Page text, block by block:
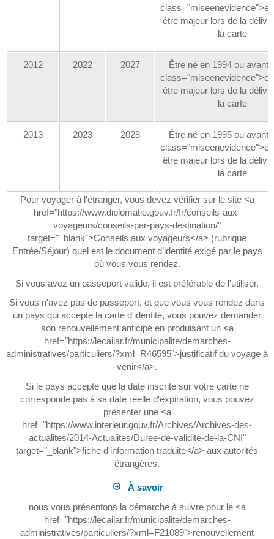
être majeur lors de la
la carte
2012 2022 2027
Être né en 1994 ou avant
être majeur lors de la
la carte
2013 2023 2028
Être né en 1995 ou avant
être majeur lors de la
la carte
Pour voyager à l'étranger, vous devez vérifier sur le site <a
href="https://www.diplomatie.gouv.fr/fr/conseils-aux-
voyageurs/conseils-par-pays-destination/"
target="_blank">Conseils aux voyageurs</a> (rubrique
Entrée/Séjour) quel est le document d’identité exigé par le pays
où vous vous rendez.
Si vous avez un passeport valide, il est préférable de l'utiliser.
Si vous n'avez pas de passeport, et que vous vous rendez dans
un pays qui accepte la carte d'identité, vous pouvez demander
son renouvellement anticipé en produisant un <a
href="https://lecailar.fr/municipalite/demarches-
administratives/particuliers/?xml=R46595">justificatif du voyage à
venir</a>.
Si le pays accepte que la date inscrite sur votre carte ne
corresponde pas à sa date réelle d'expiration, vous pouvez
présenter une <a
href="https://www.interieur.gouv.fr/Archives/Archives-des-
actualites/2014-Actualites/Duree-de-validite-de-la-CNI"
target="_blank">fiche d'information traduite</a> aux autorités
étrangères.
À savoir
nous vous présentons la démarche à suivre pour le <a
href="https://lecailar.fr/municipalite/demarches-
administratives/particuliers/?xml=F21089">renouvellement